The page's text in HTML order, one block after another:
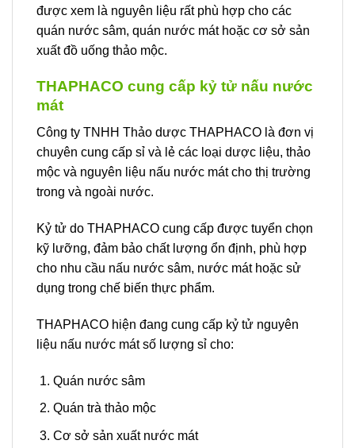
được xem là nguyên liệu rất phù hợp cho các
quán nước sâm, quán nước mát hoặc cơ sở sản
xuất đồ uống thảo mộc.
THAPHACO cung cấp kỷ tử nấu nước
mát
Công ty TNHH Thảo dược THAPHACO là đơn vị
chuyên cung cấp sỉ và lẻ các loại dược liệu, thảo
mộc và nguyên liệu nấu nước mát cho thị trường
trong và ngoài nước.
Kỷ tử do THAPHACO cung cấp được tuyển chọn
kỹ lưỡng, đảm bảo chất lượng ổn định, phù hợp
cho nhu cầu nấu nước sâm, nước mát hoặc sử
dụng trong chế biến thực phẩm.
THAPHACO hiện đang cung cấp kỷ tử nguyên
liệu nấu nước mát số lượng sỉ cho:
Quán nước sâm
Quán trà thảo mộc
Cơ sở sản xuất nước mát